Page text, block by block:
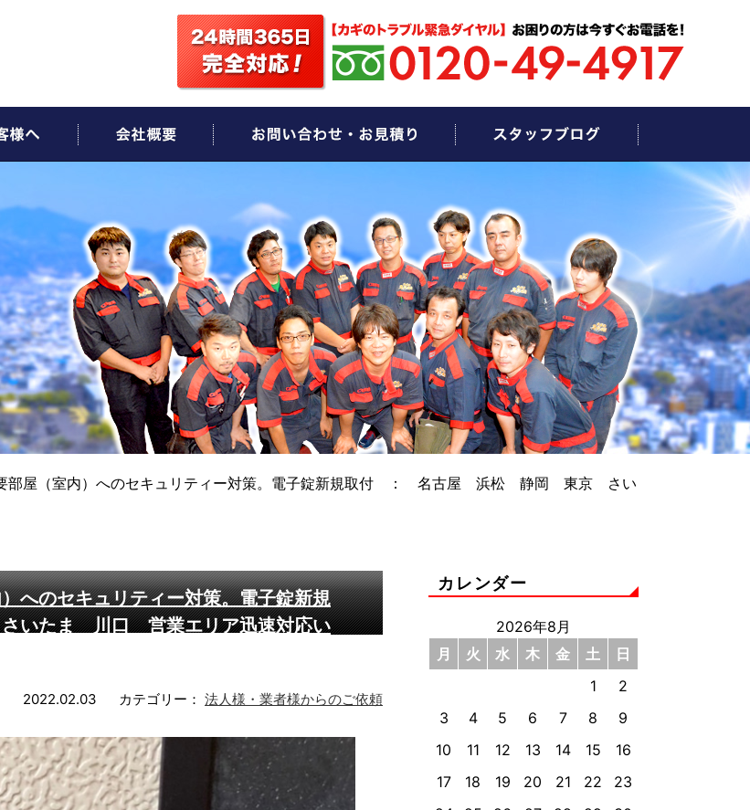
部屋（室内）へのセキュリティー対策。電子錠新規取付 ： 名古屋 浜松 静岡 東京 さい
へのセキュリティー対策。電子錠新規
たま 川口 営業エリア迅速対応い
2022.02.03 カテゴリー： 法人様・業者様からのご依頼
カレンダー
2026年8月
月
火 水 木 金 土
日
1
2
3
4 5 6 7 8
9
10
11 12 13 14 15
16
17
18 19 20 21 22
23